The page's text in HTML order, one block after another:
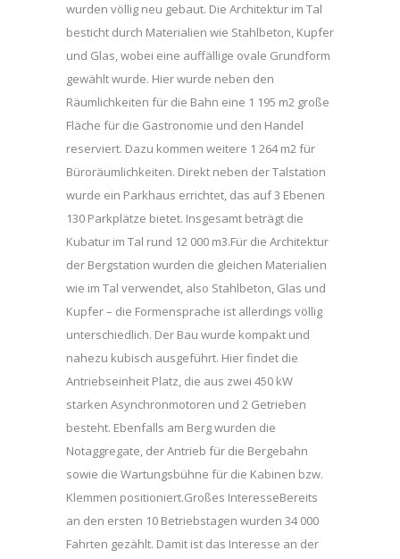
wurden völlig neu gebaut. Die Architektur im Tal
besticht durch Materialien wie Stahlbeton, Kupfer
und Glas, wobei eine auffällige ovale Grundform
gewählt wurde. Hier wurde neben den
Räumlichkeiten für die Bahn eine 1 195 m2 große
Fläche für die Gastronomie und den Handel
reserviert. Dazu kommen weitere 1 264 m2 für
Büroräumlichkeiten. Direkt neben der Talstation
wurde ein Parkhaus errichtet, das auf 3 Ebenen
130 Parkplätze bietet. Insgesamt beträgt die
Kubatur im Tal rund 12 000 m3.Für die Architektur
der Bergstation wurden die gleichen Materialien
wie im Tal verwendet, also Stahlbeton, Glas und
Kupfer – die Formensprache ist allerdings völlig
unterschiedlich. Der Bau wurde kompakt und
nahezu kubisch ausgeführt. Hier findet die
Antriebseinheit Platz, die aus zwei 450 kW
starken Asynchronmotoren und 2 Getrieben
besteht. Ebenfalls am Berg wurden die
Notaggregate, der Antrieb für die Bergebahn
sowie die Wartungsbühne für die Kabinen bzw.
Klemmen positioniert.Großes InteresseBereits
an den ersten 10 Betriebstagen wurden 34 000
Fahrten gezählt. Damit ist das Interesse an der